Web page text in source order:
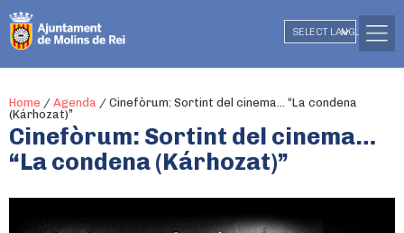
SELECT LANGUAGE ▼
Home / Agenda / Cinefòrum: Sortint del cinema… “La condena
(Kárhozat)”
Cinefòrum: Sortint del cinema…
“La condena (Kárhozat)”